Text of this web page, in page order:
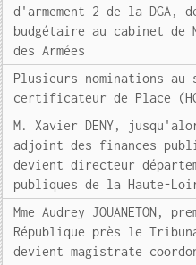
d'armement 2 de la DGA,
budgétaire au cabinet de
des Armées
Plusieurs nominations au
certificateur de Place
M. Xavier DENY,
adjoint des finances
devient directeur
publiques de la Haute-
Mme Audrey JOUANETON,
République près le
devient magistrate